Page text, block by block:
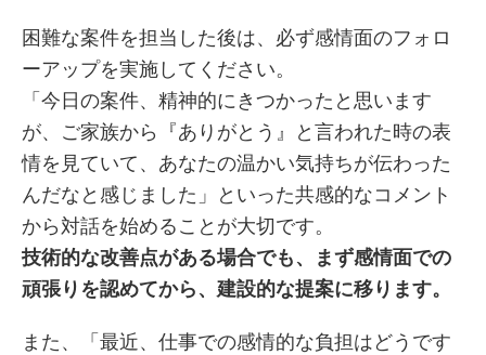
困難な案件を担当した後は、必ず感情面のフォロ
ーアップを実施してください。
「今日の案件、精神的にきつかったと思います
が、ご家族から『ありがとう』と言われた時の表
情を見ていて、あなたの温かい気持ちが伝わった
んだなと感じました」といった共感的なコメント
から対話を始めることが大切です。
技術的な改善点がある場合でも、まず感情面での
頑張りを認めてから、建設的な提案に移ります。
また、「最近、仕事での感情的な負担はどうです